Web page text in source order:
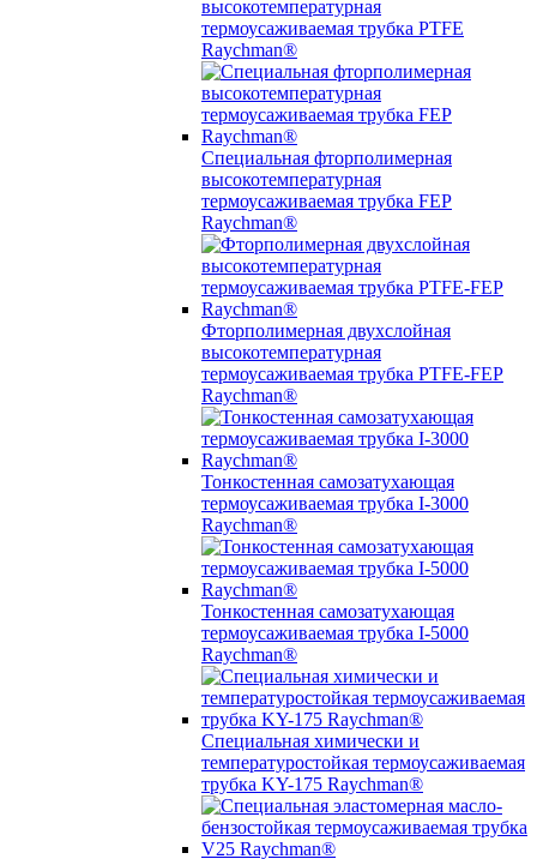
высокотемпературная
термоусаживаемая трубка PTFE
Raychman®
Специальная фторполимерная
высокотемпературная
термоусаживаемая трубка FEP
Raychman®
Фторполимерная двухслойная
высокотемпературная
термоусаживаемая трубка PTFE-FEP
Raychman®
Тонкостенная самозатухающая
термоусаживаемая трубка I-3000
Raychman®
Тонкостенная самозатухающая
термоусаживаемая трубка I-5000
Raychman®
Специальная химически и
температуростойкая термоусаживаемая
трубка KY-175 Raychman®